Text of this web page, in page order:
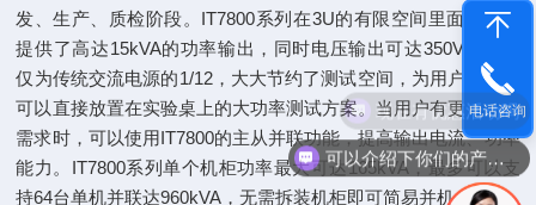
发、生产、质检阶段。IT7800系列在3U的有限空间里面，不但
提供了高达15kVA的功率输出，同时电压输出可达350V，体积
仅为传统交流电源的1/12，大大节约了测试空间，为用户提供了
可以直接放置在实验桌上的大功率测试方案。当用户有更大功率
需求时，可以使用IT7800的主从并联功能，提高输出电流、功率
能力。IT7800系列单个机柜功率最大可达165kVA，最多可以支
持64台单机并联达960kVA，无需拆装机柜即可简易并机。
电话咨询
可以介绍下你们的产品么
现在有优惠活动吗